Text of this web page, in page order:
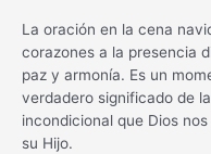
La oración en la cena
corazones a la presencia
paz y armonía. Es un
verdadero significado de
incondicional que Dios
su Hijo.